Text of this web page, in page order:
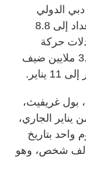
الدولي
الممتد على مدار 65 عاماً مع وصول الأعداد إلى 8.8
حركة
السفر القوية، مع توقعها استقبال نحو 3.4 ملايين ضيف
بول غريفيث،
الجاري،
بتاريخ
دبي، حيث بلغ عدد الضيوف 324 ألف شخص، وهو